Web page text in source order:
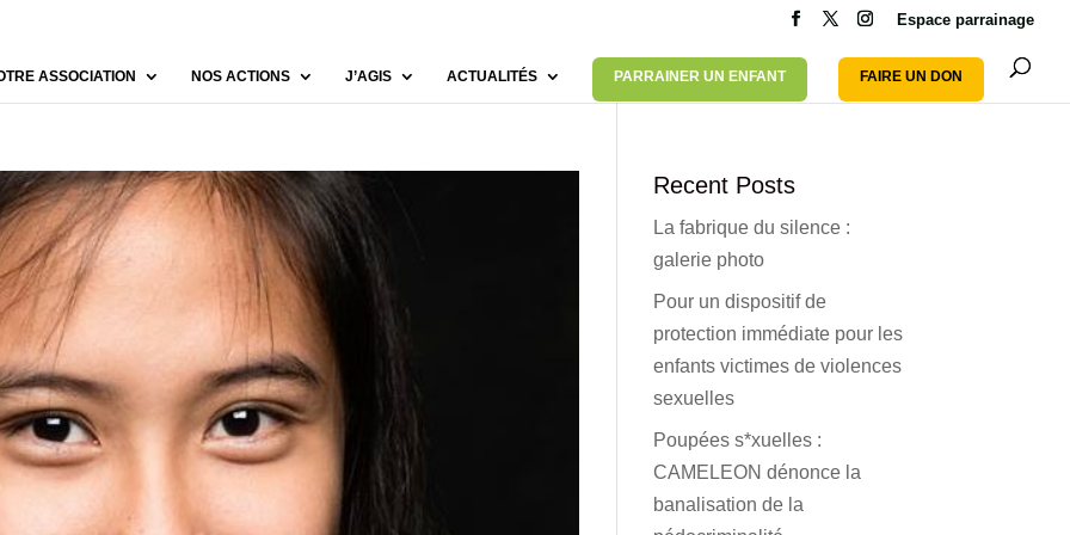
Espace parrainage
ASSOCIATION NOS ACTIONS J’AGIS ACTUALITÉS PARRAINER UN ENFANT FAIRE UN DON
Recent Posts
La fabrique du silence :
galerie photo
Pour un dispositif de
protection immédiate pour les
enfants victimes de violences
sexuelles
Poupées s*xuelles :
CAMELEON dénonce la
banalisation de la